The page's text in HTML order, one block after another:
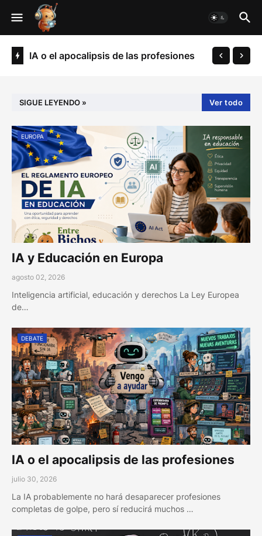
IA o el apocalipsis de las profesiones
SIGUE LEYENDO » Ver todo
EUROPA
IA y Educación en Europa
agosto 02, 2026
Inteligencia artificial, educación y derechos La Ley Europea
de…
DEBATE
IA o el apocalipsis de las profesiones
julio 30, 2026
La IA probablemente no hará desaparecer profesiones
completas de golpe, pero sí reducirá muchos …